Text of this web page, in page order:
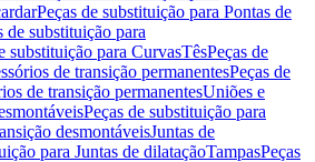
Peças de substituição para Pontas de
de substituição para
substituição para CurvasTêsPeças de
de transição permanentesPeças de
de transição permanentesUniões e
Peças de substituição para
desmontáveisJuntas de
para Juntas de dilataçãoTampasPeças